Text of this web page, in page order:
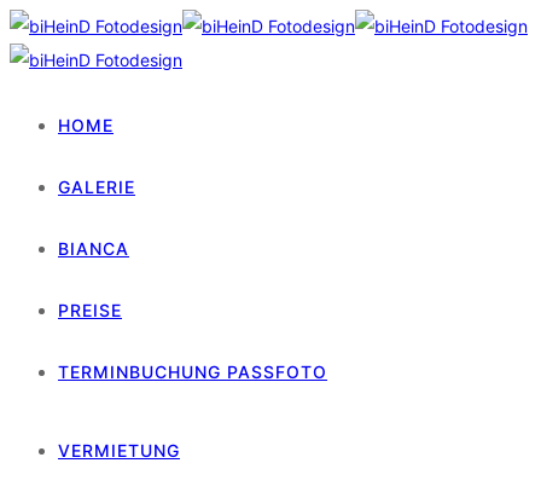
HOME
GALERIE
BIANCA
PREISE
TERMINBUCHUNG PASSFOTO
VERMIETUNG